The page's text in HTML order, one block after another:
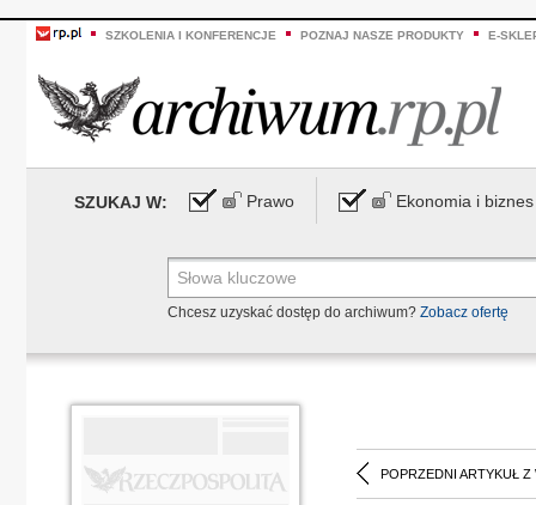
SZKOLENIA I KONFERENCJE POZNAJ NASZE PRODUKTY E-
SZUKAJ W: Prawo Ekonomia i biznes
Chcesz uzyskać dostęp do archiwum? Zobacz ofertę
POPRZEDNI ARTYKUŁ Z